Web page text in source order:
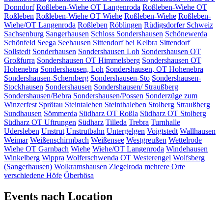
Donndorf Roßleben-Wiehe OT Langenroda Roßleben-Wiehe OT
Roßleben Roßleben-Wiehe OT Wiehe Roßleben-Wiehe Roßleben-
Wiehe/OT Langenroda Roßleben Röblingen Rüdigsdorfer Schweiz
Sachsenburg Sangerhausen Schloss Sondershausen Schönewerda
Schönfeld Seega Seehausen Sittendorf bei Kelbra Sittendorf
Sollstedt Sonderhausen Sondershausen Loh Sondershausen OT
Großfurra Sondershausen OT Himmelsberg Sondershausen OT
Hohenebra Sondershausen, Loh Sondershausen, OT Hohenebra
Sondershausen-Schernberg Sondershausen-Sto Sondershausen-
Stockhausen Sondershausen Sondershausen/ Straußberg
Sondershausen/Bebra Sondershausen/Possen Sonderzüge zum
Winzerfest Sprötau Steintaleben Steinthaleben Stolberg Straußberg
Sundhausen Sömmerda Südharz OT Roßla Südharz OT Stolberg
Südharz OT Uftrungen Südharz Tilleda Trebra Turnhalle
Udersleben Unstrut Unstrutbahn Untergelgen Voigtstedt Wallhausen
Weimar Weißenschirmbach Weißensee Westgreußen Wettelrode
Wiehe OT Garnbach Wiehe Wiehe/OT Langenroda Windehausen
Winkelberg Wippra Wolferschwenda OT Westerengel Wolfsberg
(Sangerhausen) Wolkramshausen Ziegelroda mehrere Orte
verschiedene Höfe Ôberbösa
Events nach Location